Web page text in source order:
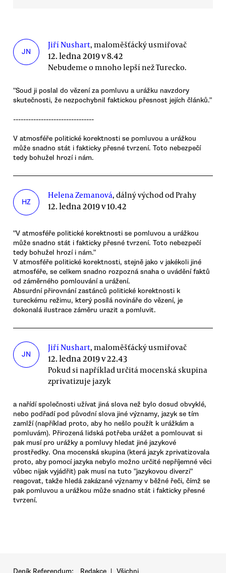
JN
Jiří Nushart, maloměšťácký usmiřovač
12. ledna 2019 v 8.42
Nebudeme o mnoho lepší než Turecko.
"Soud ji poslal do vězení za pomluvu a urážku navzdory
skutečnosti, že nezpochybnil faktickou přesnost jejích článků."
--------------------------------
V atmosféře politické korektnosti se pomluvou a urážkou
může snadno stát i fakticky přesné tvrzení. Toto nebezpečí
tedy bohužel hrozí i nám.
HZ
Helena Zemanová, dálný východ od Prahy
12. ledna 2019 v 10.42
"V atmosféře politické korektnosti se pomluvou a urážkou
může snadno stát i fakticky přesné tvrzení. Toto nebezpečí
tedy bohužel hrozí i nám."
V atmosféře politické korektnosti, stejně jako v jakékoli jiné
atmosféře, se celkem snadno rozpozná snaha o uvádění faktů
od záměrného pomlouvání a urážení.
Absurdní přirovnání zastánců politické korektnosti k
tureckému režimu, který posílá novináře do vězení, je
dokonalá ilustrace záměru urazit a pomluvit.
JN
Jiří Nushart, maloměšťácký usmiřovač
12. ledna 2019 v 22.43
Pokud si například určitá mocenská skupina
zprivatizuje jazyk
a nařídí společnosti užívat jiná slova než bylo dosud obvyklé,
nebo podřadí pod původní slova jiné významy, jazyk se tím
zamlží (například proto, aby ho nešlo použít k urážkám a
pomluvám). Přirozená lidská potřeba urážet a pomlouvat si
pak musí pro urážky a pomluvy hledat jiné jazykové
prostředky. Ona mocenská skupina (která jazyk zprivatizovala
proto, aby pomocí jazyka nebylo možno určité nepříjemné věci
vůbec nijak vyjádřit) pak musí na tuto "jazykovou diverzi"
reagovat, takže hledá zakázané významy v běžné řeči, čímž se
pak pomluvou a urážkou může snadno stát i fakticky přesné
tvrzení.
Deník Referendum: Redakce | Všichni